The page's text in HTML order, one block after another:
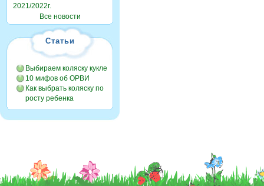
2021/2022г.
Все новости
Статьи
Выбираем коляску кукле
10 мифов об ОРВИ
Как выбрать коляску по
росту ребенка